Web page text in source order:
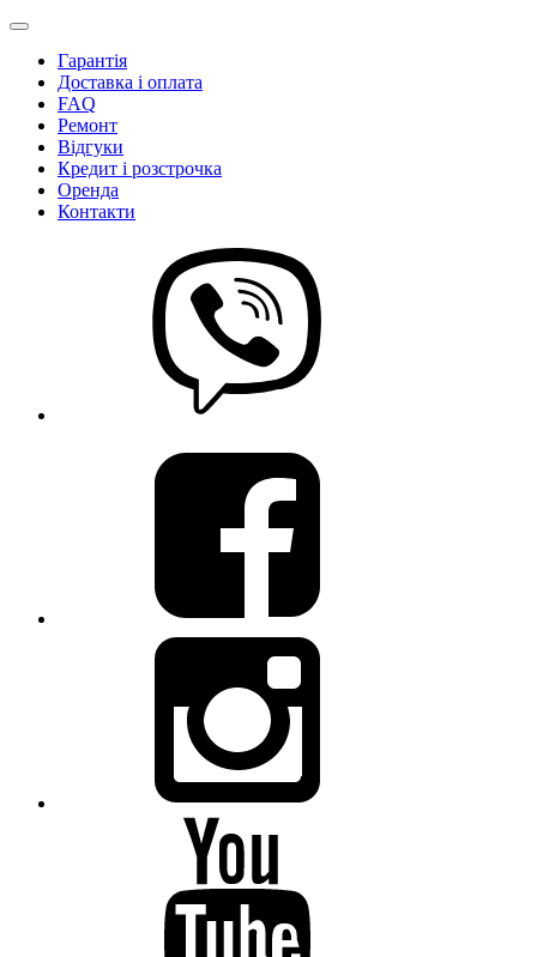
Гарантія
Доставка і оплата
FAQ
Ремонт
Відгуки
Кредит і розстрочка
Оренда
Контакти